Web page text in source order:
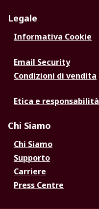
Legale
Informativa Cookie
Email Security
Condizioni di vendita
Etica e responsabilità
Chi Siamo
Chi Siamo
Supporto
Carriere
Press Centre